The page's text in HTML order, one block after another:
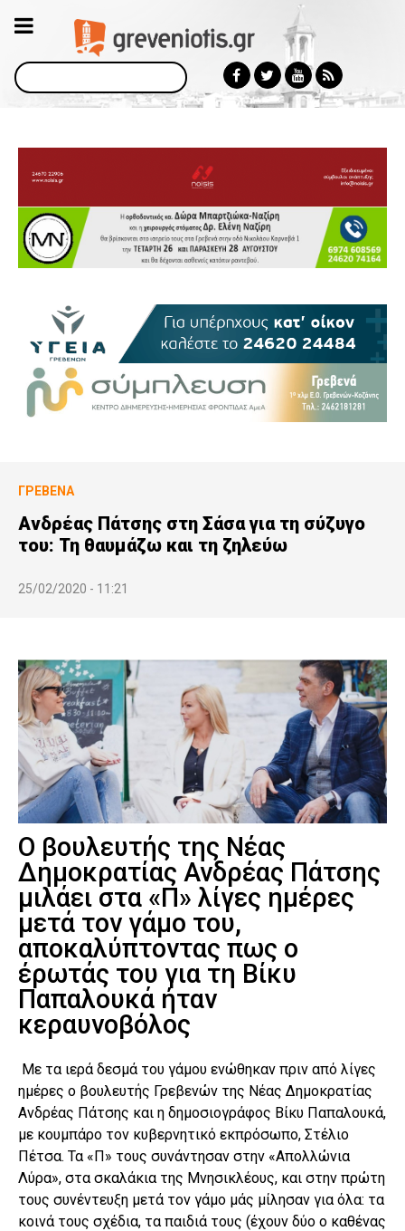
Αναζήτηση
ΓΡΕΒΕΝΆ
Ανδρέας Πάτσης στη Σάσα για τη σύζυγο
του: Τη θαυμάζω και τη ζηλεύω
25/02/2020 - 11:21
Ο βουλευτής της Νέας
∆ηµοκρατίας Ανδρέας Πάτσης
µιλάει στα «Π» λίγες ηµέρες
µετά τον γάµο του,
αποκαλύπτοντας πως ο
έρωτάς του για τη Βίκυ
Παπαλουκά ήταν
κεραυνοβόλος
Με τα ιερά δεσµά του γάµου ενώθηκαν πριν από λίγες
ηµέρες ο βουλευτής Γρεβενών της Νέας ∆ηµοκρατίας
Ανδρέας Πάτσης και η δηµοσιογράφος Βίκυ Παπαλουκά,
µε κουµπάρο τον κυβερνητικό εκπρόσωπο, Στέλιο
Πέτσα. Τα «Π» τους συνάντησαν στην «Απολλώνια
Λύρα», στα σκαλάκια της Μνησικλέους, και στην πρώτη
τους συνέντευξη µετά τον γάµο µάς µίλησαν για όλα: τα
κοινά τους σχέδια, τα παιδιά τους (έχουν δύο ο καθένας